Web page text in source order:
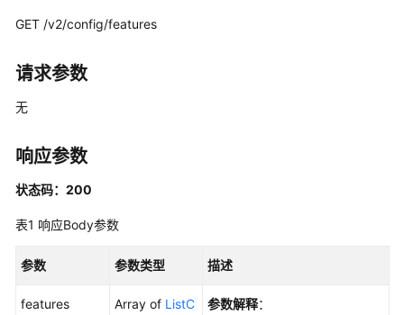
门
用
户
最
佳
实
践
开
指
GET /v2/config/features
请求参数
无
响应参数
状态码：200
表1 响应Body参数
参数 参数类型 描述
features Array of ListC
参数解释：